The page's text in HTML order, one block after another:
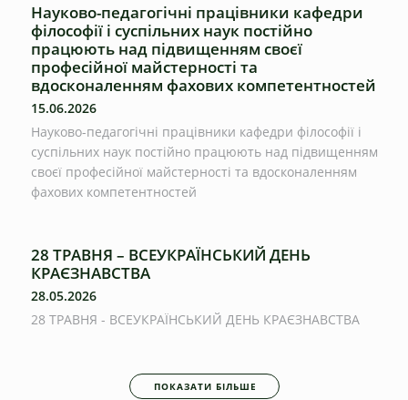
Науково-педагогічні працівники кафедри
філософії і суспільних наук постійно
працюють над підвищенням своєї
професійної майстерності та
вдосконаленням фахових компетентностей
15.06.2026
Науково-педагогічні працівники кафедри філософії і
суспільних наук постійно працюють над підвищенням
своєї професійної майстерності та вдосконаленням
фахових компетентностей
28 ТРАВНЯ – ВСЕУКРАЇНСЬКИЙ ДЕНЬ
КРАЄЗНАВСТВА
28.05.2026
28 ТРАВНЯ - ВСЕУКРАЇНСЬКИЙ ДЕНЬ КРАЄЗНАВСТВА
ПОКАЗАТИ БІЛЬШЕ